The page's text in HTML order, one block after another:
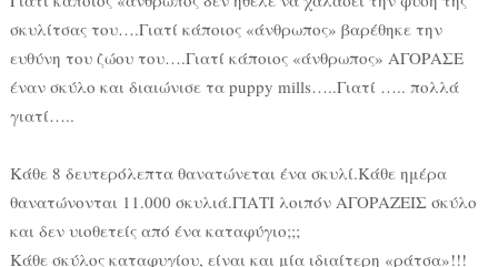
σκυλίτσας του….Γιατί κάποιος «άνθρωπος» βαρέθηκε την
ευθύνη του ζώου του….Γιατί κάποιος «άνθρωπος» ΑΓΟΡΑΣΕ
έναν σκύλο και διαιώνισε τα puppy mills…..Γιατί ….. πολλά
γιατί…..
Κάθε 8 δευτερόλεπτα θανατώνεται ένα σκυλί.Κάθε ημέρα
θανατώνονται 11.000 σκυλιά.ΓΙΑΤΙ λοιπόν ΑΓΟΡΑΖΕΙΣ σκύλο
και δεν υιοθετείς από ένα καταφύγιο;;;
Κάθε σκύλος καταφυγίου, είναι και μία ιδιαίτερη «ράτσα»!!!